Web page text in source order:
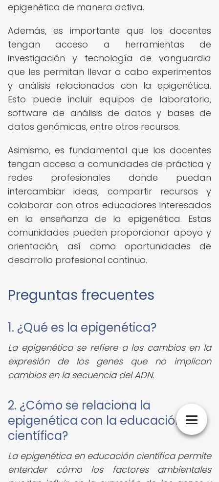
epigenética de manera activa.
Además, es importante que los docentes
tengan acceso a herramientas de
investigación y tecnología de vanguardia
que les permitan llevar a cabo experimentos
y análisis relacionados con la epigenética.
Esto puede incluir equipos de laboratorio,
software de análisis de datos y bases de
datos genómicas, entre otros recursos.
Asimismo, es fundamental que los docentes
tengan acceso a comunidades de práctica y
redes profesionales donde puedan
intercambiar ideas, compartir recursos y
colaborar con otros educadores interesados
en la enseñanza de la epigenética. Estas
comunidades pueden proporcionar apoyo y
orientación, así como oportunidades de
desarrollo profesional continuo.
Preguntas frecuentes
1. ¿Qué es la epigenética?
La epigenética se refiere a los cambios en la
expresión de los genes que no implican
cambios en la secuencia del ADN.
2. ¿Cómo se relaciona la
epigenética con la educación
científica?
La epigenética en educación científica permite
entender cómo los factores ambientales